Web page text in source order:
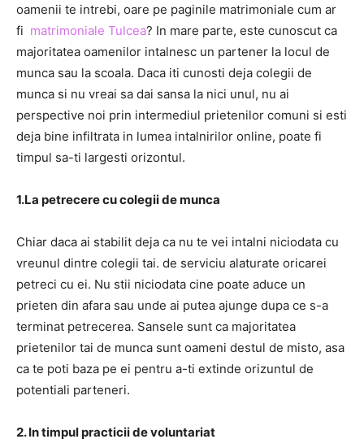
oamenii te intrebi, oare pe paginile matrimoniale cum ar
fi matrimoniale Tulcea? In mare parte, este cunoscut ca
majoritatea oamenilor intalnesc un partener la locul de
munca sau la scoala. Daca iti cunosti deja colegii de
munca si nu vreai sa dai sansa la nici unul, nu ai
perspective noi prin intermediul prietenilor comuni si esti
deja bine infiltrata in lumea intalnirilor online, poate fi
timpul sa-ti largesti orizontul.
1.La petrecere cu colegii de munca
Chiar daca ai stabilit deja ca nu te vei intalni niciodata cu
vreunul dintre colegii tai. de serviciu alaturate oricarei
petreci cu ei. Nu stii niciodata cine poate aduce un
prieten din afara sau unde ai putea ajunge dupa ce s-a
terminat petrecerea. Sansele sunt ca majoritatea
prietenilor tai de munca sunt oameni destul de misto, asa
ca te poti baza pe ei pentru a-ti extinde orizuntul de
potentiali parteneri.
2. In timpul practicii de voluntariat